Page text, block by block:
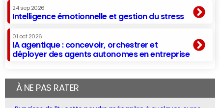
24 sep 2026
Intelligence émotionnelle et gestion du stress
01 oct 2026
IA agentique : concevoir, orchestrer et
déployer des agents autonomes en entreprise
À NE PAS RATER